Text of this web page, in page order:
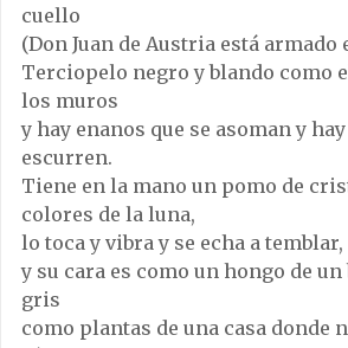
cuello
(Don Juan de Austria está armado
Terciopelo negro y blando como
los muros
y hay enanos que se asoman y
escurren.
Tiene en la mano un pomo de
colores de la luna,
lo toca y vibra y se echa a temblar,
y su cara es como un hongo de
gris
como plantas de una casa donde